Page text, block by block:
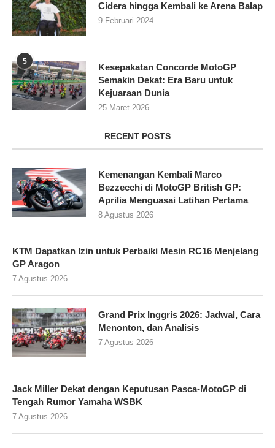
Cidera hingga Kembali ke Arena Balap
9 Februari 2024
5
Kesepakatan Concorde MotoGP
Semakin Dekat: Era Baru untuk
Kejuaraan Dunia
25 Maret 2026
RECENT POSTS
Kemenangan Kembali Marco
Bezzecchi di MotoGP British GP:
Aprilia Menguasai Latihan Pertama
8 Agustus 2026
KTM Dapatkan Izin untuk Perbaiki Mesin RC16 Menjelang
GP Aragon
7 Agustus 2026
Grand Prix Inggris 2026: Jadwal, Cara
Menonton, dan Analisis
7 Agustus 2026
Jack Miller Dekat dengan Keputusan Pasca-MotoGP di
Tengah Rumor Yamaha WSBK
7 Agustus 2026